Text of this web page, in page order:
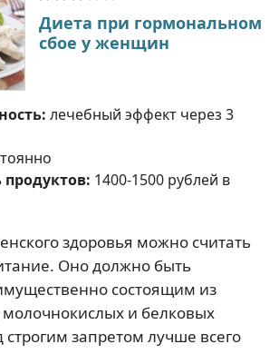
Диета при гормональном
сбое у женщин
лечебный эффект через 3
1400-1500 рублей в
здоровья можно считать
Оно должно быть
состоящим из
молочнокислых и белковых
строгим запретом лучше всего